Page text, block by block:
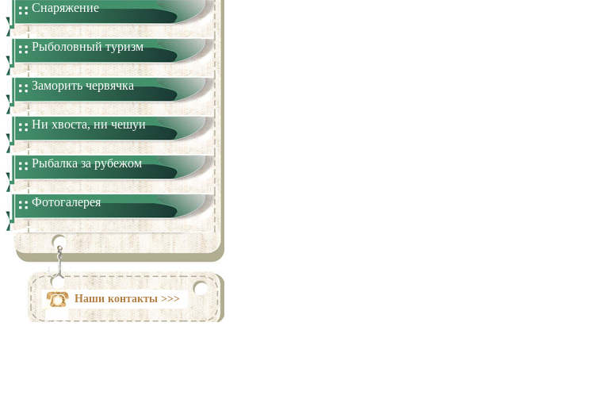
Снаряжение
Рыболовный туризм
Заморить червячка
Ни хвоста, ни чешуи
Рыбалка за рубежом
Фотогалерея
Наши контакты >>>